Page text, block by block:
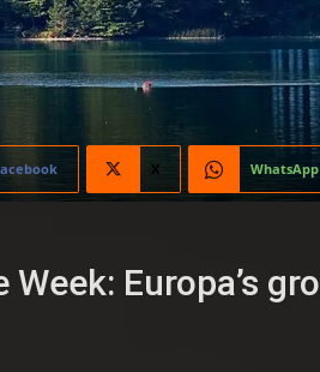
X WhatsApp
Week: Europa’s